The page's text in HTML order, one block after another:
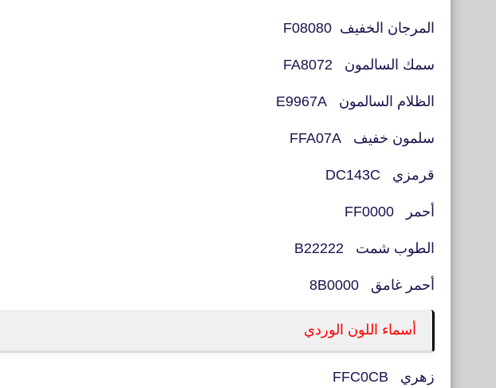
المرجان الخفيف F08080
سمك السالمون FA8072
الظلام السالمون E9967A
سلمون خفيف FFA07A
قرمزي DC143C
أحمر FF0000
الطوب شمت B22222
أحمر غامق 8B0000
أسماء اللون الوردي
زهري FFC0CB